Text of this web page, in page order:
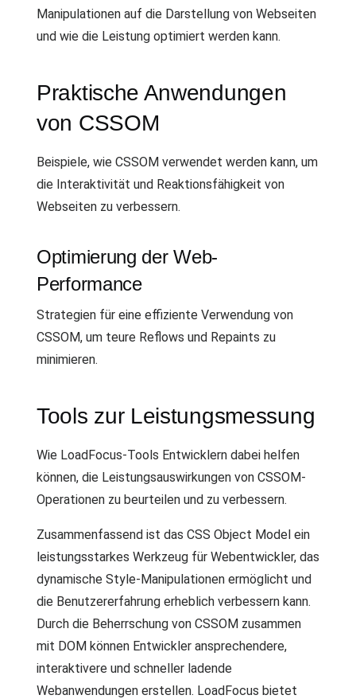
Manipulationen auf die Darstellung von Webseiten
und wie die Leistung optimiert werden kann.
Praktische Anwendungen
von CSSOM
Beispiele, wie CSSOM verwendet werden kann, um
die Interaktivität und Reaktionsfähigkeit von
Webseiten zu verbessern.
Optimierung der Web-
Performance
Strategien für eine effiziente Verwendung von
CSSOM, um teure Reflows und Repaints zu
minimieren.
Tools zur Leistungsmessung
Wie LoadFocus-Tools Entwicklern dabei helfen
können, die Leistungsauswirkungen von CSSOM-
Operationen zu beurteilen und zu verbessern.
Zusammenfassend ist das CSS Object Model ein
leistungsstarkes Werkzeug für Webentwickler, das
dynamische Style-Manipulationen ermöglicht und
die Benutzererfahrung erheblich verbessern kann.
Durch die Beherrschung von CSSOM zusammen
mit DOM können Entwickler ansprechendere,
interaktivere und schneller ladende
Webanwendungen erstellen. LoadFocus bietet